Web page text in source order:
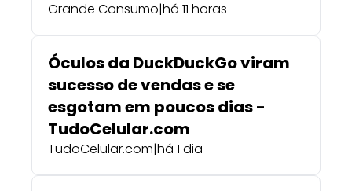
Grande Consumo|há 11 horas
Óculos da DuckDuckGo viram
sucesso de vendas e se
esgotam em poucos dias -
TudoCelular.com
TudoCelular.com|há 1 dia